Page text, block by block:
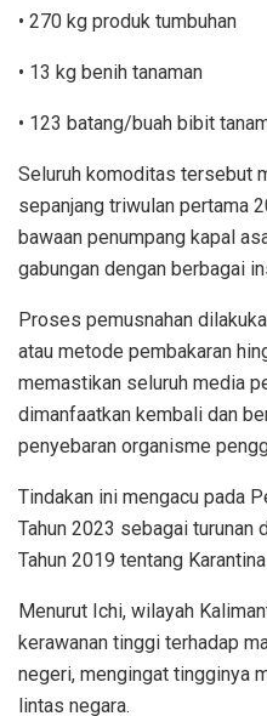
• 270 kg produk tumbuhan
• 13 kg benih tanaman
• 123 batang/buah bibit
Seluruh komoditas tersebut
sepanjang triwulan pertama
bawaan penumpang kapal
gabungan dengan berbagai
Proses pemusnahan
atau metode pembakaran
memastikan seluruh media
dimanfaatkan kembali dan
penyebaran organisme
Tindakan ini mengacu pada
Tahun 2023 sebagai turunan
Tahun 2019 tentang
Menurut Ichi, wilayah
kerawanan tinggi terhadap
negeri, mengingat tingginya
lintas negara.